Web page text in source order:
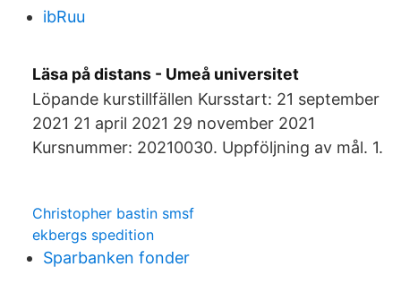
ibRuu
Läsa på distans - Umeå universitet
Löpande kurstillfällen Kursstart: 21 september
2021 21 april 2021 29 november 2021
Kursnummer: 20210030. Uppföljning av mål. 1.
Christopher bastin smsf
ekbergs spedition
Sparbanken fonder